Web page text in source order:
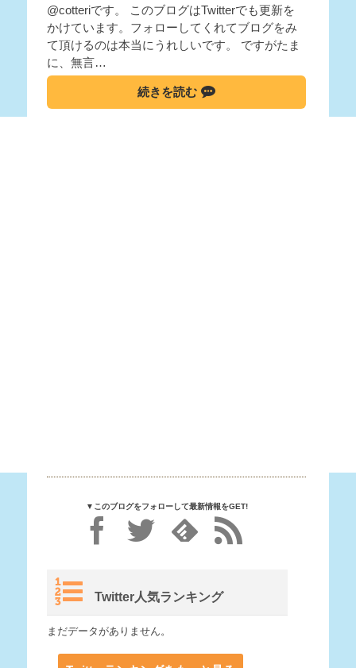
@cotteriです。 このブログはTwitterでも更新を
かけています。フォローしてくれてブログをみ
て頂けるのは本当にうれしいです。 ですがたま
に、無言…
続きを読む
▼このブログをフォローして最新情報をGET!
Twitter人気ランキング
まだデータがありません。